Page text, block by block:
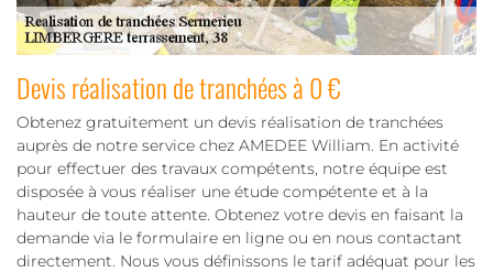
Devis réalisation de tranchées à 0 €
Obtenez gratuitement un devis réalisation de tranchées
auprès de notre service chez AMEDEE William. En activité
pour effectuer des travaux compétents, notre équipe est
disposée à vous réaliser une étude compétente et à la
hauteur de toute attente. Obtenez votre devis en faisant la
demande via le formulaire en ligne ou en nous contactant
directement. Nous vous définissons le tarif adéquat pour les